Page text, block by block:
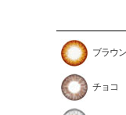
ブラウン
チョコ